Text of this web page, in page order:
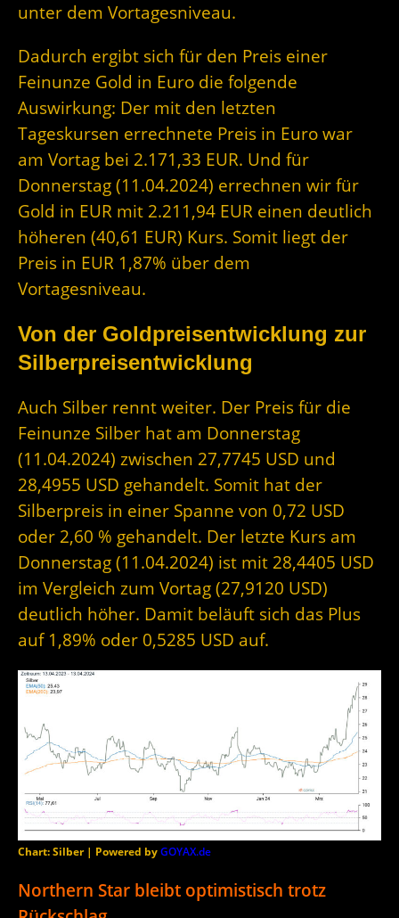
unter dem Vortagesniveau.
Dadurch ergibt sich für den Preis einer
Feinunze Gold in Euro die folgende
Auswirkung: Der mit den letzten
Tageskursen errechnete Preis in Euro war
am Vortag bei 2.171,33 EUR. Und für
Donnerstag (11.04.2024) errechnen wir für
Gold in EUR mit 2.211,94 EUR einen deutlich
höheren (40,61 EUR) Kurs. Somit liegt der
Preis in EUR 1,87% über dem
Vortagesniveau.
Von der Goldpreisentwicklung zur
Silberpreisentwicklung
Auch Silber rennt weiter. Der Preis für die
Feinunze Silber hat am Donnerstag
(11.04.2024) zwischen 27,7745 USD und
28,4955 USD gehandelt. Somit hat der
Silberpreis in einer Spanne von 0,72 USD
oder 2,60 % gehandelt. Der letzte Kurs am
Donnerstag (11.04.2024) ist mit 28,4405 USD
im Vergleich zum Vortag (27,9120 USD)
deutlich höher. Damit beläuft sich das Plus
auf 1,89% oder 0,5285 USD auf.
Chart: Silber | Powered byGOYAX.de
Northern Star bleibt optimistisch trotz